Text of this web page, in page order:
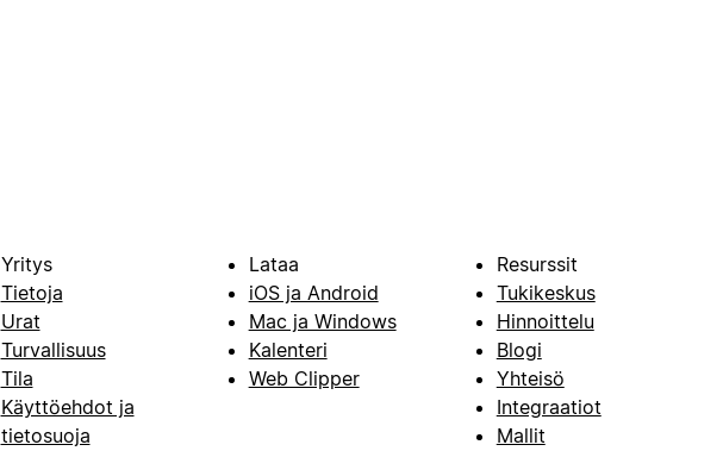
Yritys
Tietoja
Urat
Turvallisuus
Tila
Käyttöehdot ja
tietosuoja
Lataa
iOS ja Android
Mac ja Windows
Kalenteri
Web Clipper
Resurssit
Tukikeskus
Hinnoittelu
Blogi
Yhteisö
Integraatiot
Mallit